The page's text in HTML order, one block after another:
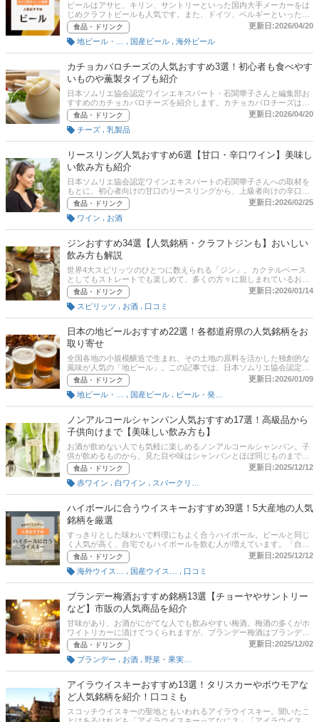
ビールはアサヒ、キリン、サントリーといった国内大手メーカーをは
じめクラフトビールも人気です。また、ドイツ、ベルギーといった海
外ビールも種類が豊富。そのため、「種類が多くてどれがいいのかわ
からない」「ビール、発泡酒、第3のビール（新ジャンル）って何が
違う？」上記のようにお悩みの方は必見！ 本記事では、ビールのおす
すめ商品を目的別に紹介します。また、マイナビニュース・ウーマン
会員の計317名にアンケート調査をもとにしたランキングもありま
す。後半には、比較一覧表や通販サイトの最新人気ランキングもある
ので、売れ筋や口コミとあわせてチェックしてみてください。
食品・ドリンク
更新日:2026/04/20
国産ビール 海外ビール
カチョカバロチーズの人気おすすめ3選！初心者も食べやす
いものや薫製タイプも紹介
日本ソムリエ協会認定ワインエキスパート・石関華子さんと編集部お
すすめのカチョカバロチーズを紹介します。カチョカバロチーズはイ
タリアが原産のチーズ。独特な形状や味わいから注目を集めていま
す。そのまま食べたりスライスして焼いたりと、さまざまな楽しみ方
ができることも魅力。選び方のポイントもぜひ参考にしてみてくださ
い。記事の最後には、楽天など通販サイトの最新人気ランキングも載
せているので、売れ筋や口コミもあわせてチェックしてみてくださ
い。
食品・ドリンク
更新日:2026/04/20
チーズ
乳製品
リースリング人気おすすめ6選【甘口・辛口ワイン】美味し
い飲み方も紹介
日本ソムリエ協会認定ワインエキスパートの石関華子さんへの取材を
もとに、初心者向けの甘口のリースリングから、上級者向けの辛口リ
ースリングまで、選び方とおすすめ商品を紹介します！ 通販サイトの
最新人気ランキングも確認できるので、口コミなども参考にしながら
お気に入りの1本を見つけていきましょう！
食品・ドリンク
更新日:2026/02/25
ワイン
お酒
ジンおすすめ34選【人気銘柄・クラフトジンも】おいしい
飲み方も解説
世界4大スピリッツのひとつに数えられる「ジン」。カクテルベース
としてもストレートでも楽しめて、多くの方々に親しまれているお酒
です。この記事では、ジンの選び方とおすすめの商品をユーザー、エ
キスパート、編集部の視点からそれぞれ厳選してご紹介します。初心
者でも飲みやすい銘柄や人気の高いクラフトジン、安い・高級なジン
などを幅広く厳選！後半には、比較一覧表や通販サイトの最新人気ラ
ンキングもあるので、売れ筋や口コミとあわせてチェックしてみてく
ださい。
食品・ドリンク
更新日:2026/01/14
スピリッツ
お酒 口コミ
日本の地ビールおすすめ22選！各都道府県の人気銘柄をお
取り寄せ
全国各地の小規模醸造で生まれ、その土地の原料を活かした独創的な
風味が人気の「地ビール」。この記事では、日本ソムリエ協会認定ワ
インエキスパートでビールにも詳しい石関華子さんに聞いた、地ビー
ルの選び方とおすすめの商品を厳選！ 通販サイトの人気売れ筋ランキ
ングも紹介します。ぜひ最後までチェックして、北海道や新潟、大阪
などさまざまな地域で作られている地ビールを飲み比べてみてくださ
食品・ドリンク
更新日:2026/01/09
国産ビール
ノンアルコールシャンパン人気おすすめ17選！高級品から
子供向けまで【美味しい飲み方も】
お酒が飲めない人でも気軽に楽しめるノンアルコールシャンパン。子
供が飲めるものから、見た目や味はシャンパンとほぼ同じものまで種
類が豊富です。どれが美味しいの？ と迷ってしまいますよね。そこで
この記事では、ワインエキスパートの石関華子さんに取材のもと、美
味しいノンアルコールシャンパンの選び方と市販のおすすめ商品を紹
介！ コンビニやスーパーで手軽に買えるものから、最高級のシャンパ
ンまで厳選しました。記事の後半には、楽天の通販サイトの最新人気
ランキングも載せています。売れ筋や口コミもあわせてチェックして
みてください。
食品・ドリンク
更新日:2025/12/12
赤ワイン
白ワイン
ハイボールに合うウイスキーおすすめ39選！5大産地の人気
銘柄を厳選
すっきりとした味わいで料理にもよく合うハイボール。ビールと同じ
く人気が高く、自宅でもハイボールを飲む人が増えています。「自宅
でもおいしいハイボールを飲みたい」「どんなウイスキーに合わせた
らよいかわからない」こんな悩みをもっている人も多いのではないで
しょうか。この記事では、ハイボールに合うウイスキーの選び方とお
すすめの商品をユーザー、エキスパート、編集部の視点からそれぞれ
厳選してご紹介します。また、実際にハイボールを飲んでいる人のア
ンケート調査をもとにした、ハイボールに合うウイスキーランキング
を紹介。初心者でも美味しいハイボールが作れるウイスキーをピック
アップしています。記事後半には、比較一覧表、通販サイトの売れ筋
人気ランキングもあるので、口コミや評判もチェックしてみてくださ
い。
食品・ドリンク
更新日:2025/12/12
口コミ
ブランデー梅酒おすすめ銘柄13選【チョーヤやサントリー
など】市販の人気商品を紹介
甘味があり、お酒がにがてな人でも飲みやすい梅酒。梅酒の多くがホ
ワイトリカーに漬けてつくられますが、ブランデー梅酒はブランデー
に梅を漬け込むので、香りが華やかで風味もいっそうまろやかなコク
があります。この記事では、日本ソムリエ協会認定ワインエキスパー
トに取材し、ブランデー梅酒の選び方とおすすめ商品を紹介。市販さ
れている、チョーヤやサントリーをはじめとした人気商品から、お取
り寄せできる酒蔵メーカーの商品まで幅広くラインナップしていま
す。記事の後半にはAmazonや楽天など通販サイトの最新人気ランキ
ングも載せていますので、売れ筋や口コミもあわせてチェックしてみ
食品・ドリンク
更新日:2025/12/02
ブランデー
お酒
アイラウイスキーおすすめ13選！タリスカーやボウモアな
ど人気銘柄を紹介！口コミも
スコッチウイスキーの聖地ともいわれるアイラウイスキー。聞いたこ